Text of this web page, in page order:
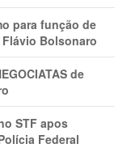
para função de
Bolsonaro
de
STF apos
Federal